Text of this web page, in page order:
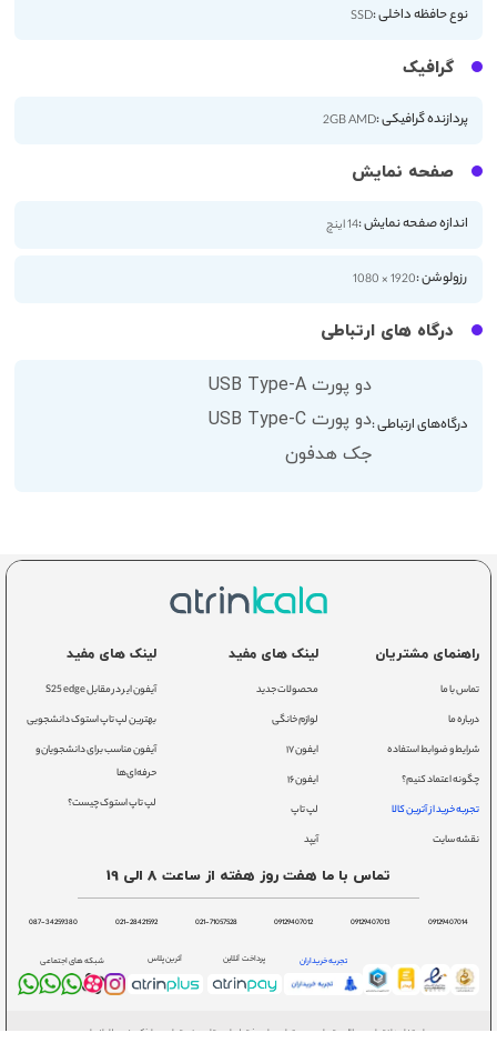
نوع حافظه داخلی :SSD
گرافیک
پردازنده گرافیکی :2GB AMD
صفحه نمایش
اندازه صفحه نمایش :14 اینچ
رزولوشن :1920 × 1080
درگاه های ارتباطی
درگاه‌های ارتباطی :
دو پورت USB Type-A
دو پورت USB Type-C
جک هدفون
راهنمای مشتریان
تماس با ما
درباره ما
شرایط و ضوابط استفاده
چگونه اعتماد کنیم؟
تجربه خرید از آترین کالا
نقشه سایت
لینک های مفید
محصولات جدید
لوازم خانگی
ایفون ۱۷
ایفون ۱۶
لپ تاپ
آیپد
لینک های مفید
آیفون ایر در مقابل S25 edge
بهترین لپ تاپ استوک دانشجویی
آیفون مناسب برای دانشجویان و
حرفه‌ای‌ها
لپ تاپ استوک چیست؟
تماس با ما هفت روز هفته از ساعت 8 الی 19
09129407014
09129407013
09129407012
021-71057528
021-28421592
087-34259380
تجربه خریداران پرداخت آنلاین آترین پلاس شبکه های اجتماعی
استفاده از تمامی مطالب، تصاویر و محتوای سایت فقط برای مقاصد غیر تجاری و با ذکر منبع بلامانع است.